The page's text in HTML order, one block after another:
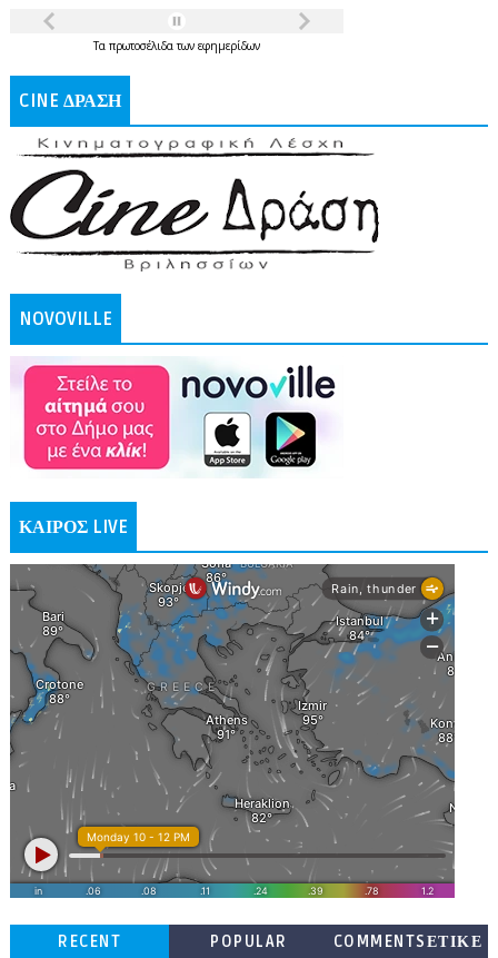
Τα πρωτοσέλιδατων εφημερίδων
CINE ΔΡΑΣΗ
NOVOVILLE
ΚΑΙΡΟΣ LIVE
RECENT POPULAR
COMMENTSΕΤΙΚΕ